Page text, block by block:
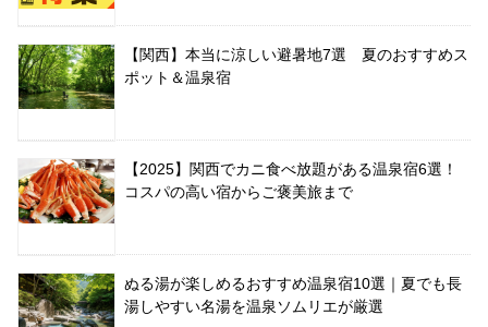
【関西】本当に涼しい避暑地7選 夏のおすすめス
ポット＆温泉宿
【2025】関西でカニ食べ放題がある温泉宿6選！
コスパの高い宿からご褒美旅まで
ぬる湯が楽しめるおすすめ温泉宿10選｜夏でも長
湯しやすい名湯を温泉ソムリエが厳選